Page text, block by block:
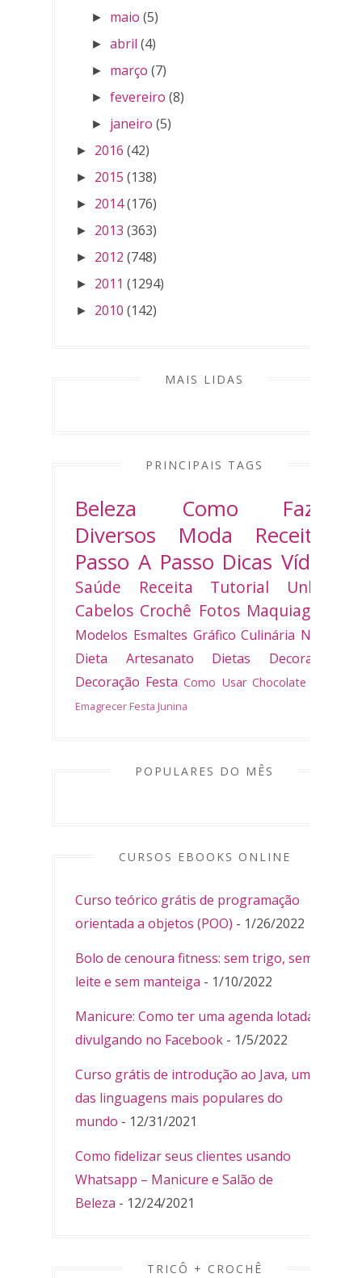
► maio (5)
►abril (4)
► março (7)
►fevereiro (8)
► janeiro (5)
► 2016 (42)
► 2015 (138)
► 2014(176)
► 2013 (363)
► 2012 (748)
► 2011 (1294)
► 2010 (142)
MAIS LIDAS
PRINCIPAIS TAGS
Beleza
Como Fazer
Diversos
Moda
Receitas
Passo A Passo Dicas Vídeo
Saúde Receita Tutorial
Unhas
Cabelos Crochê Fotos Maquiagem
Modelos Esmaltes Gráfico Culinária Natal
Dieta
Artesanato Dietas
Decoradas
Decoração Festa Como Usar Chocolate
Emagrecer Festa Junina
POPULARES DO MÊS
CURSOS EBOOKS ONLINE
Curso teórico grátis de programação
orientada a objetos (POO) - 1/26/2022
Bolo de cenoura fitness: sem trigo, sem
leite e sem manteiga - 1/10/2022
Manicure: Como ter uma agenda lotada
divulgando no Facebook - 1/5/2022
Curso grátis de introdução ao Java, uma
das linguagens mais populares do
mundo - 12/31/2021
Como fidelizar seus clientes usando
Whatsapp – Manicure e Salão de
Beleza - 12/24/2021
TRICÔ + CROCHÊ